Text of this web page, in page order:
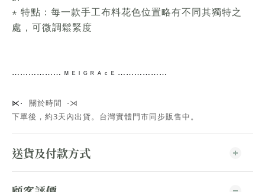
⋆ 特點：每一款手工布料花色位置略有不同其獨特之
處，可微調鬆緊度
⋯⋯ ⋯⋯⋯⋯ ᴹ ᴱ ᴵ ᴳ ᴿ ᴬ ᶜ ᴱ ⋯⋯⋯⋯ ⋯⋯
⋉⋅ 關於時間 ⋅⋊
下單後，約3天內出貨。台灣實體門市同步販售中。
送貨及付款方式